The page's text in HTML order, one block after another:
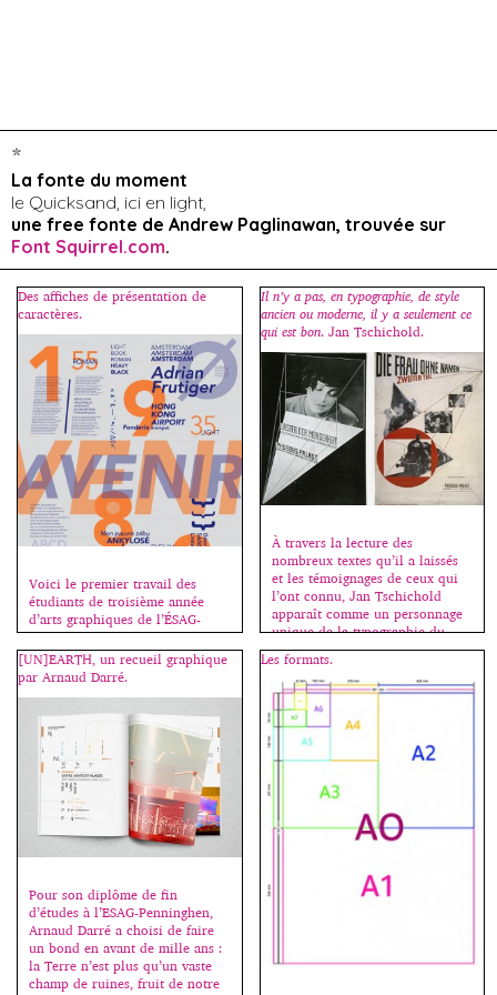
*
La fonte du moment
le Quicksand, ici en light,
une free fonte de Andrew Paglinawan, trouvée sur
Font Squirrel.com.
Des affiches de présentation de
caractères.
Voici le premier travail des
étudiants de troisième année
d’arts graphiques de l’ÉSAG-
Penninghen, une affiche-
specimen, à la fois présentation
fonctionnelle, esthétique et
caractère de l’histoire
typographique. Cliquez sur une
image pour démarrer le
diaporama. Merci à Jeff Blunden
qui m’assiste pour ce cours.
Il n’y a pas, en typographie, de style
ancien ou moderne, il y a seulement ce
qui est bon. Jan Tschichold.
À travers la lecture des
nombreux textes qu’il a laissés
et les témoignages de ceux qui
l’ont connu, Jan Tschichold
apparaît comme un personnage
unique de la typographie du
XXe siècle. Acteur et promoteur
du mouvement moderne et
ensuite défenseur d’un retour à
la tradition, il ne cesse de
s’interroger sur les relations
pouvant exister entre […]
[UN]EARTH, un recueil graphique
par Arnaud Darré.
Pour son diplôme de fin
d’études à l’ESAG-Penninghen,
Arnaud Darré a choisi de faire
un bond en avant de mille ans :
la Terre n’est plus qu’un vaste
champ de ruines, fruit de notre
Les formats.